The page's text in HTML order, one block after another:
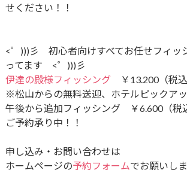
せください！！
<゜)))彡 初心者向けすべてお任せフィッ
ってます <゜)))彡
伊達の殿様フィッシング ￥13.200（税
※松山からの無料送迎、ホテルピックア
午後から追加フィッシング ￥6.600（税
ご予約承り中！！
申し込み・お問い合わせは
ホームページの予約フォームでお願いし